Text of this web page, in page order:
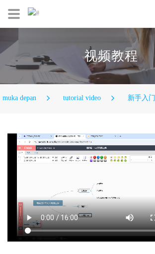
视频教程
muka depan tutorial video 新手入门